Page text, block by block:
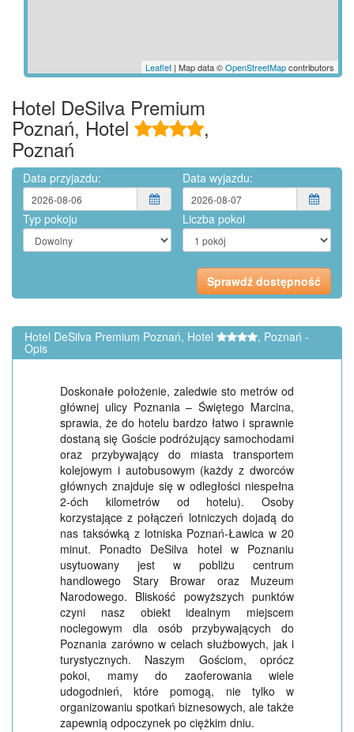
Leaflet | Map data ©OpenStreetMapcontributors
Hotel DeSilva Premium
Poznań, Hotel ,
Poznań
Data przyjazdu: Data wyjazdu:
Typ pokoju Liczba pokoi
Hotel DeSilva Premium Poznań, Hotel , Poznań -
Opis
Doskonałe położenie, zaledwie sto metrów od
głównej ulicy Poznania – Świętego Marcina,
sprawia, że do hotelu bardzo łatwo i sprawnie
dostaną się Goście podróżujący samochodami
oraz przybywający do miasta transportem
kolejowym i autobusowym (każdy z dworców
głównych znajduje się w odległości niespełna
2-óch kilometrów od hotelu). Osoby
korzystające z połączeń lotniczych dojadą do
nas taksówką z lotniska Poznań-Ławica w 20
minut. Ponadto DeSilva hotel w Poznaniu
usytuowany jest w pobliżu centrum
handlowego Stary Browar oraz Muzeum
Narodowego. Bliskość powyższych punktów
czyni nasz obiekt idealnym miejscem
noclegowym dla osób przybywających do
Poznania zarówno w celach służbowych, jak i
turystycznych. Naszym Gościom, oprócz
pokoi, mamy do zaoferowania wiele
udogodnień, które pomogą, nie tylko w
organizowaniu spotkań biznesowych, ale także
zapewnią odpoczynek po ciężkim dniu.